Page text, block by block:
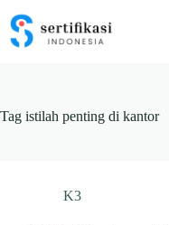
content
Tag istilah penting di kantor
K3